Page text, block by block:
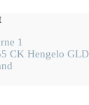
1
CK Hengelo GLD